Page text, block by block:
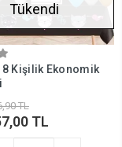
Tükendi
8 Kişilik Ekonomik
TL
TL